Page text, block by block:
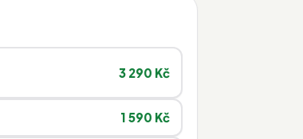
3 290 Kč
1 590 Kč